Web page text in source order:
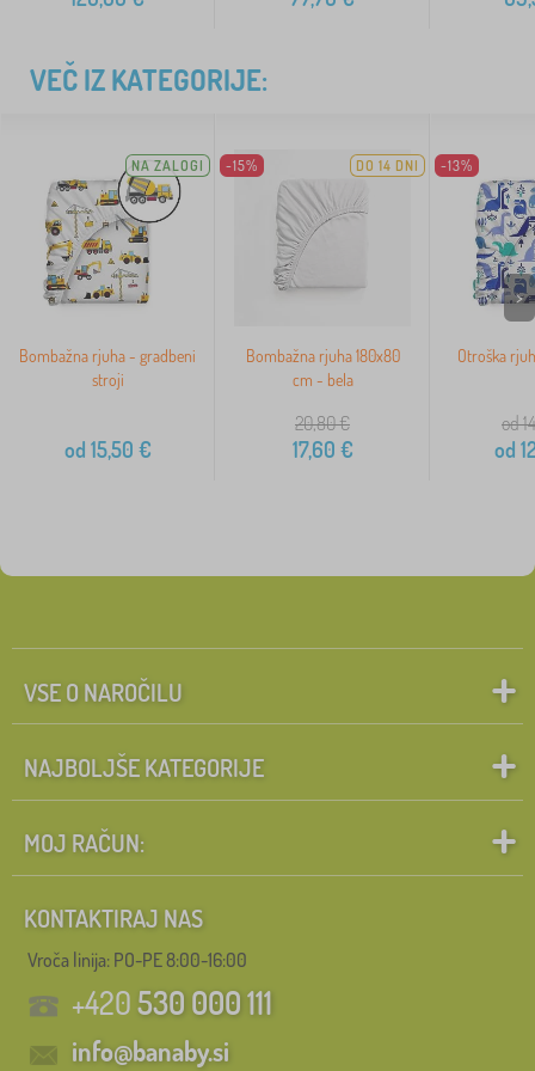
VEČ IZ KATEGORIJE:
NA ZALOGI
Bombažna rjuha - gradbeni
stroji
od 15,50 €
-15% DO 14 DNI
Bombažna rjuha 180x80
cm - bela
20,80€
17,60 €
-13%
Otroška
od
od
>
VSE O NAROČILU
NAJBOLJŠE KATEGORIJE
MOJ RAČUN:
KONTAKTIRAJ NAS
Vroča linija: PO-PE 8:00-16:00
+420530 000 111
info@banaby.si